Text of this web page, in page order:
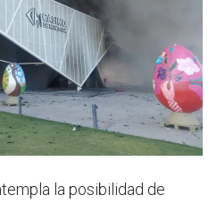
la posibilidad de